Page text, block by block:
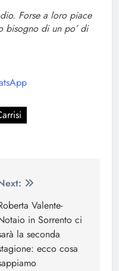
Forse a loro piace
bisogno di un po’ di
Valente-
in Sorrento ci
la seconda
ecco cosa